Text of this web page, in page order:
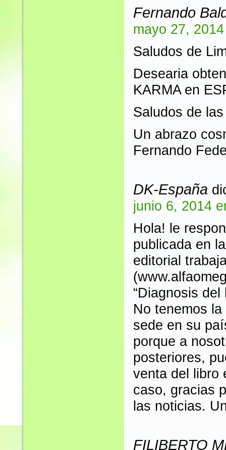
Fernando
mayo 27,
Saludos de
Desearia
KARMA en
Saludos de
Un abrazo
Fernando
DK-España
junio 6, 2014
Hola! le
publicada en
editorial
“Diagnosis
No tenemos
sede en su
porque a
posteriores,
venta del libro
caso, gracias
las noticias.
FILIBERTO